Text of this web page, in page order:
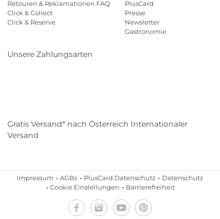
Retouren & Reklamationen FAQ
Click & Collect
Click & Reserve
PlusCard
Presse
Newsletter
Gastronomie
Unsere Zahlungsarten
Gratis Versand* nach Österreich Internationaler
Versand
Impressum AGBs PlusCard Datenschutz
Datenschutz
Cookie Einstellungen
Barrierefreiheit